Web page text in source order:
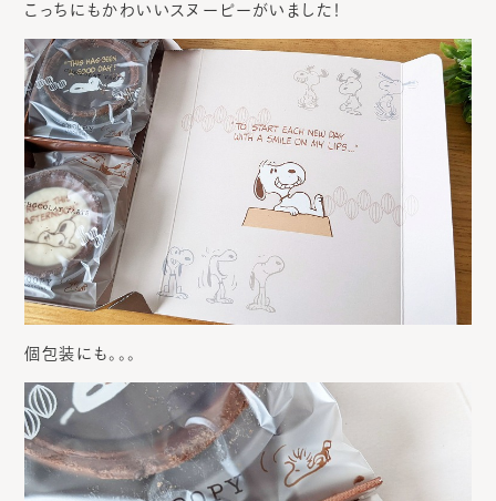
こっちにもかわいいスヌーピーがいました！
個包装にも。。。